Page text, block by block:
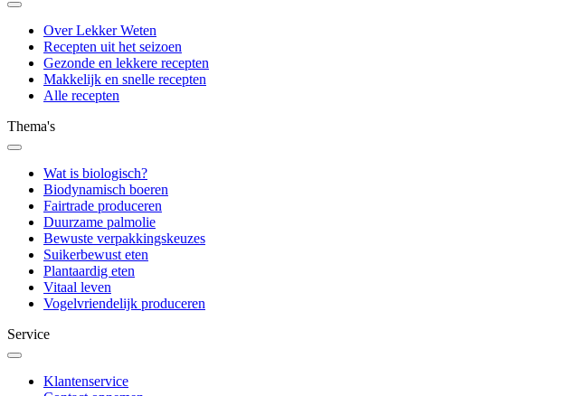
Over Lekker Weten
Recepten uit het seizoen
Gezonde en lekkere recepten
Makkelijk en snelle recepten
Alle recepten
Thema's
Wat is biologisch?
Biodynamisch boeren
Fairtrade produceren
Duurzame palmolie
Bewuste verpakkingskeuzes
Suikerbewust eten
Plantaardig eten
Vitaal leven
Vogelvriendelijk produceren
Service
Klantenservice